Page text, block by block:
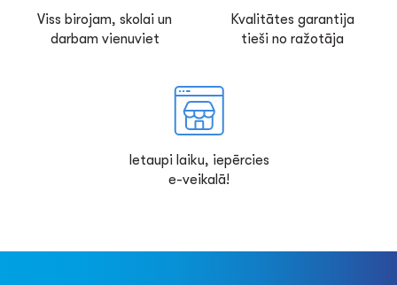
Viss birojam, skolai un
darbam vienuviet
Kvalitātes garantija
tieši no ražotāja
Ietaupi laiku, iepērcies
e-veikalā!